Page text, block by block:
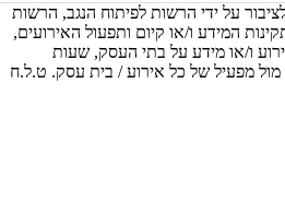
על ידי הרשות לפיתוח הנגב, הרשות
המידע ו/או קיום ותפעול האירועים,
ו/או מידע על בתי העסק, שעות
מול מפעיל של כל אירוע / בית עסק. ט.ל.ח